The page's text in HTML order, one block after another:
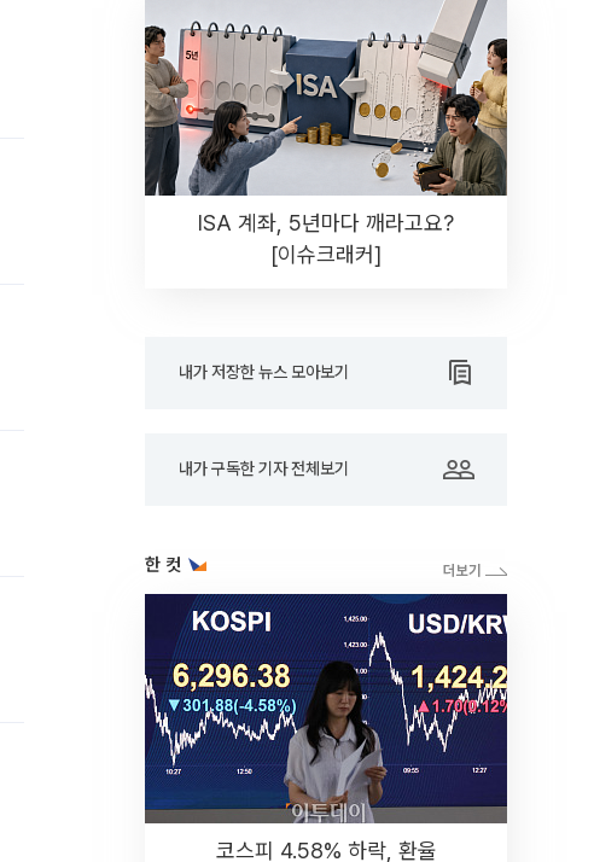
ISA 계좌, 5년마다 깨라고요?
[이슈크래커]
내가 저장한 뉴스 모아보기
내가 구독한 기자 전체보기
한 컷
코스피 4.58% 하락, 환율